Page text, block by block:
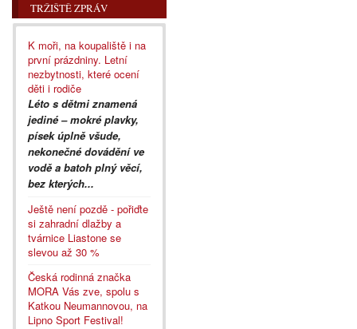
TRŽIŠTĚ ZPRÁV
K moři, na koupaliště i na
první prázdniny. Letní
nezbytnosti, které ocení
děti i rodiče
Léto s dětmi znamená
jediné – mokré plavky,
písek úplně všude,
nekonečné dovádění ve
vodě a batoh plný věcí,
bez kterých...
Ještě není pozdě - pořiďte
si zahradní dlažby a
tvárnice Liastone se
slevou až 30 %
Česká rodinná značka
MORA Vás zve, spolu s
Katkou Neumannovou, na
Lipno Sport Festival!